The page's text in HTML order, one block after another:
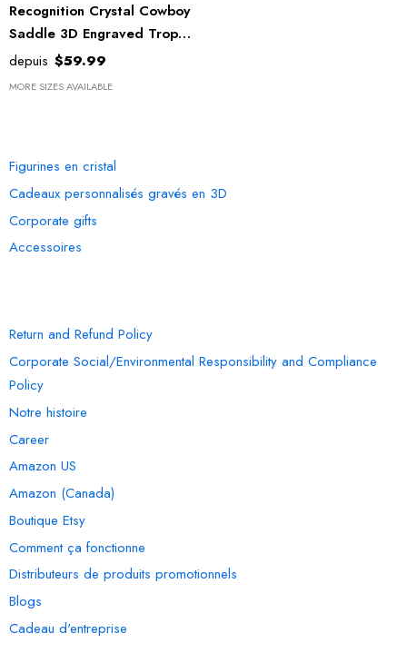
Recognition Crystal Cowboy
Saddle 3D Engraved Trophy
Award - Handmade Western
Art, Various Sizes
depuis $59.99
MORE SIZES AVAILABLE
Figurines en cristal
Cadeaux personnalisés gravés en 3D
Corporate gifts
Accessoires
Return and Refund Policy
Corporate Social/Environmental Responsibility and Compliance
Policy
Notre histoire
Career
Amazon US
Amazon (Canada)
Boutique Etsy
Comment ça fonctionne
Distributeurs de produits promotionnels
Blogs
Cadeau d'entreprise